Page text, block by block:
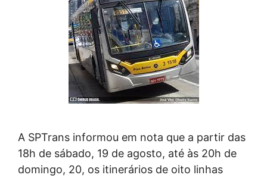
A SPTrans informou em nota que a partir das
18h de sábado, 19 de agosto, até às 20h de
domingo, 20, os itinerários de oito linhas